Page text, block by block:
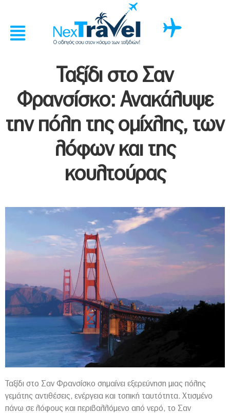
Ταξίδι στο Σαν
Φρανσίσκο: Ανακάλυψε
την πόλη της ομίχλης, των
λόφων και της
κουλτούρας
Ταξίδι στο Σαν Φρανσίσκο σημαίνει εξερεύνηση μιας πόλης
γεμάτης αντιθέσεις, ενέργεια και τοπική ταυτότητα. Χτισμένο
πάνω σε λόφους και περιβαλλόμενο από νερό, το Σαν